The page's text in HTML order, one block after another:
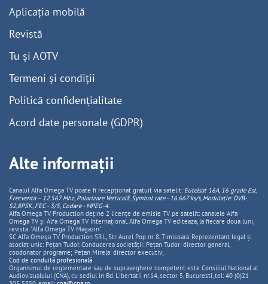
Aplicația mobilă
Revistă
Tu și AOTV
Termeni și condiții
Politică confidențialitate
Acord date personale (GDPR)
Alte informații
Canalul Alfa Omega TV poate fi recepționat gratuit via satelit: Eutelsat 16A, 16 grade Est,
Frecventa – 12.567 Mhz, PolarizareVerticală, Symbol rate - 16.667 ks/s, Modulație: DVB-
S2,8PSK, FEC - 3/5, Codare - MPEG-4.
Alfa Omega TV Production deține 2 licențe de emisie TV pe satelit: canalele Alfa
Omega TV și Alfa Omega TV Internațional. Alfa Omega TV editeaza, la fiecare doua luni,
revista: "Alfa Omega TV Magazin".
SC Alfa Omega TV Production SRL, Str Aurel Pop nr. 8, Timisoara. Reprezentant legal și
asociat unic: Pețan Tudor. Conducerea societății: Pețan Tudor: director general,
coodonator programe; Pețan Mirela: director executiv;
Cod de conduită profesională
Organismul de reglementare sau de supraveghere competent este Consiliul National al
Audiovizualului (CNA), cu sediul in Bd. Libertatii nr.14, sector 5, Bucuresti, tel: 40 (0)21